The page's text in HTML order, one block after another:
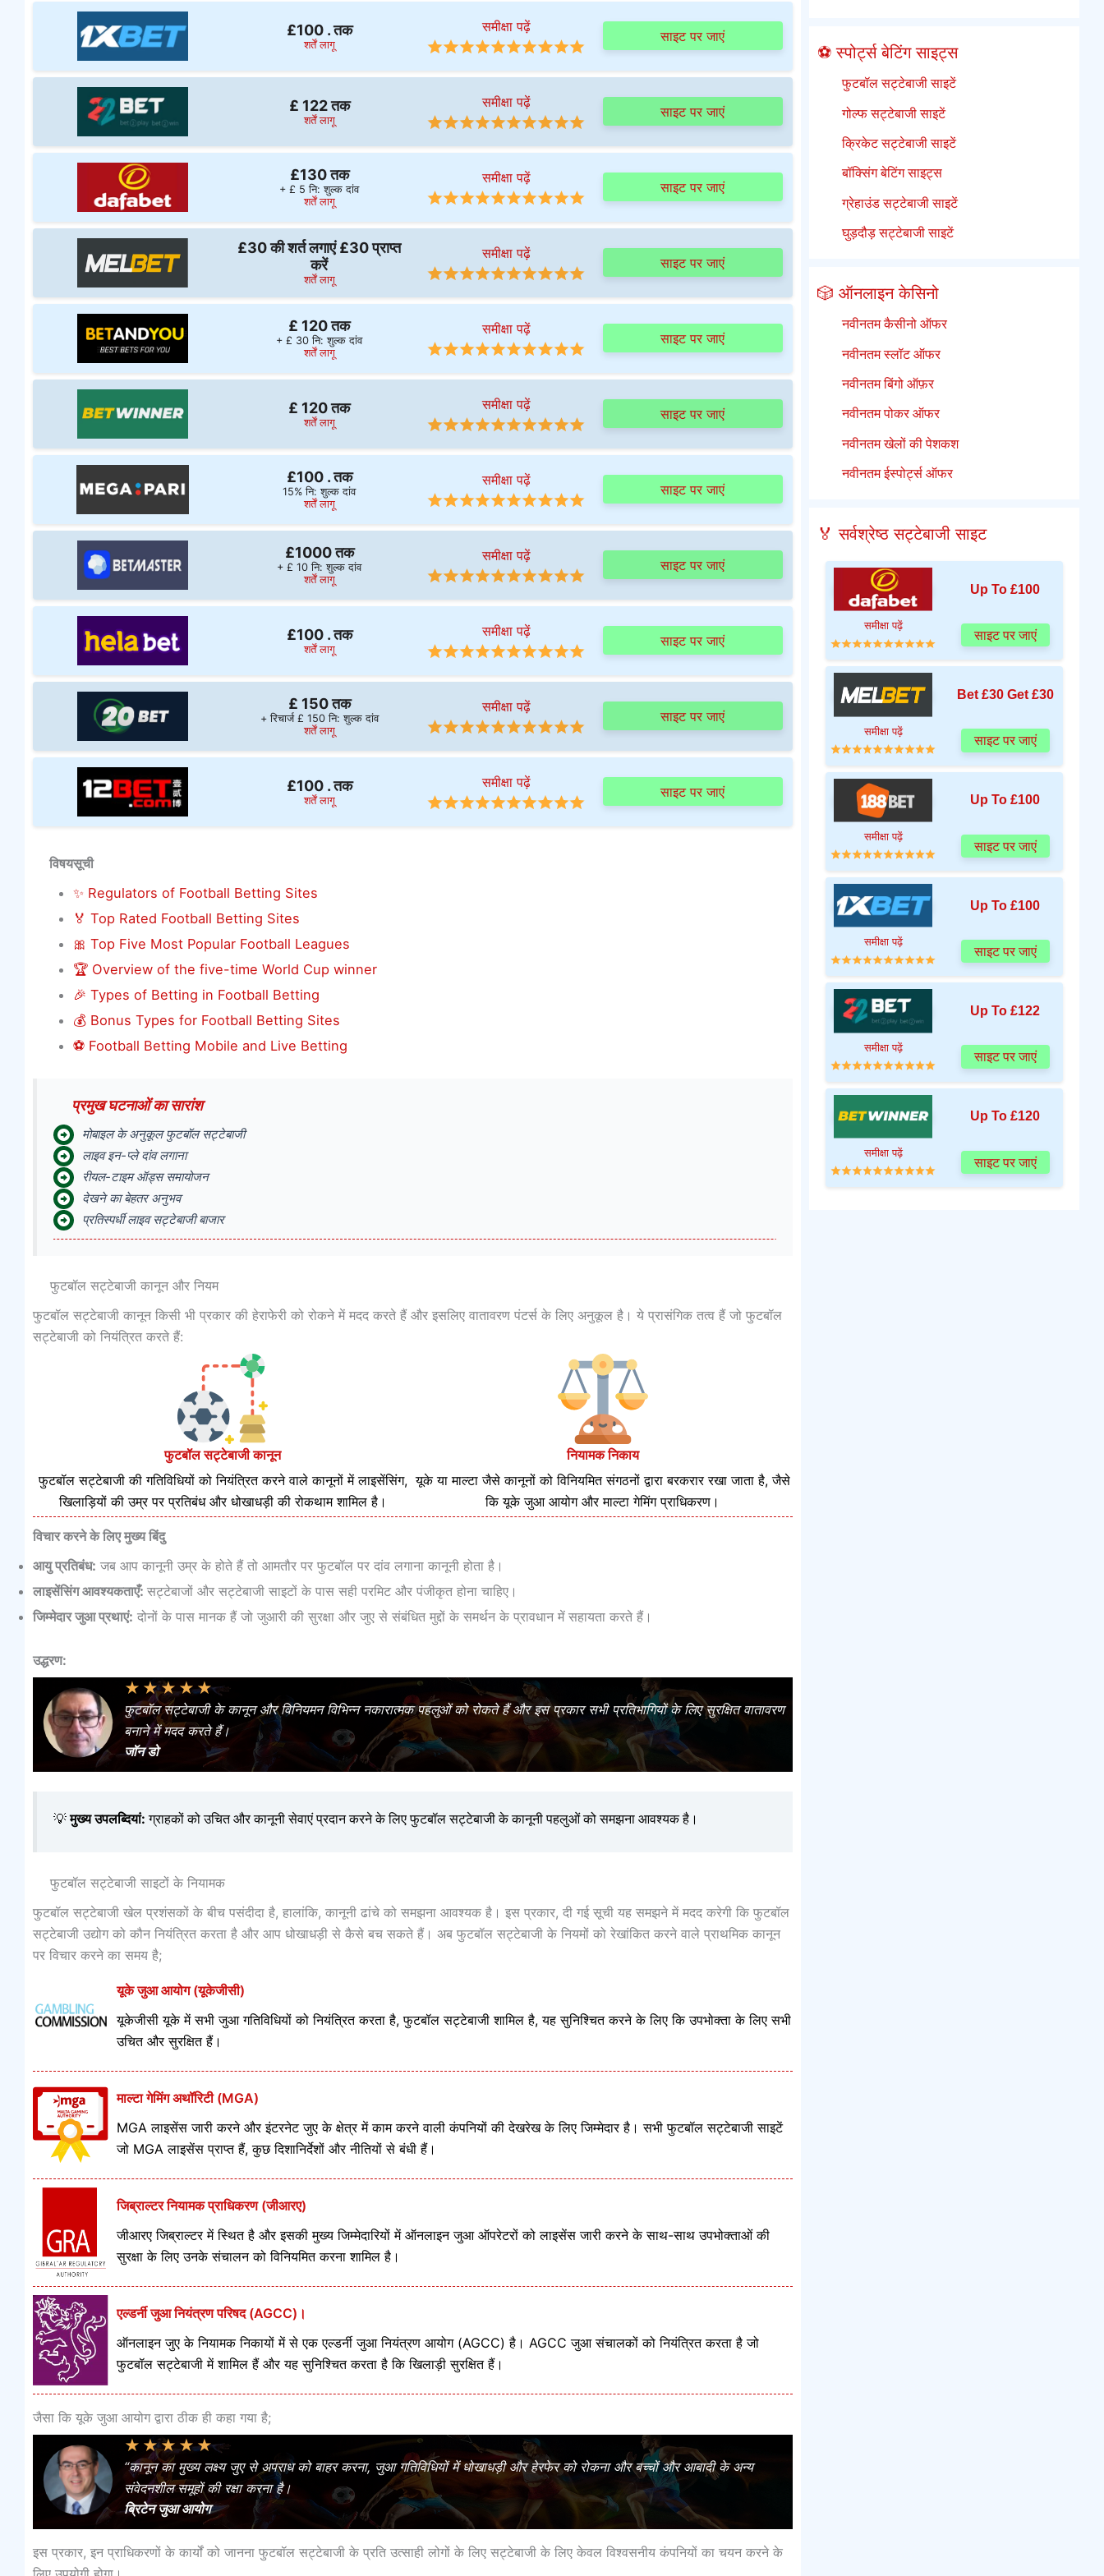
£100 . तक
शर्तें लागू
समीक्षा पढ़ें
साइट पर जाएं
£ 122 तक
शर्तें लागू
समीक्षा पढ़ें
साइट पर जाएं
£130 तक
+ £ 5 नि: शुल्क दांव
शर्तें लागू
समीक्षा पढ़ें
साइट पर जाएं
£30 की शर्त लगाएं £30 प्राप्त
करें
शर्तें लागू
समीक्षा पढ़ें
साइट पर जाएं
£ 120 तक
+ £ 30 नि: शुल्क दांव
शर्तें लागू
समीक्षा पढ़ें
साइट पर जाएं
£ 120 तक
शर्तें लागू
समीक्षा पढ़ें
साइट पर जाएं
£100 . तक
15% नि: शुल्क दांव
शर्तें लागू
समीक्षा पढ़ें
साइट पर जाएं
£1000 तक
+ £ 10 नि: शुल्क दांव
शर्तें लागू
समीक्षा पढ़ें
साइट पर जाएं
£100 . तक
शर्तें लागू
समीक्षा पढ़ें
साइट पर जाएं
£ 150 तक
+ रिचार्ज £ 150 नि: शुल्क दांव
शर्तें लागू
समीक्षा पढ़ें
साइट पर जाएं
£100 . तक
शर्तें लागू
समीक्षा पढ़ें
साइट पर जाएं
विषयसूची
✨ Regulators of Football Betting Sites
🏅 Top Rated Football Betting Sites
🎀 Top Five Most Popular Football Leagues
🏆 Overview of the five-time World Cup winner
🎉 Types of Betting in Football Betting
💰 Bonus Types for Football Betting Sites
⚽ Football Betting Mobile and Live Betting
प्रमुख घटनाओं का सारांश
मोबाइल के अनुकूल फुटबॉल सट्टेबाजी
लाइव इन-प्ले दांव लगाना
रीयल-टाइम ऑड्स समायोजन
देखने का बेहतर अनुभव
प्रतिस्पर्धी लाइव सट्टेबाजी बाजार
फुटबॉल सट्टेबाजी कानून और नियम
फुटबॉल सट्टेबाजी कानून किसी भी प्रकार की हेराफेरी को रोकने में मदद करते हैं और इसलिए वातावरण पंटर्स के लिए अनुकूल है। ये प्रासंगिक तत्व हैं जो फुटबॉल
सट्टेबाजी को नियंत्रित करते हैं:
फुटबॉल सट्टेबाजी कानून
फुटबॉल सट्टेबाजी की गतिविधियों को नियंत्रित करने वाले कानूनों में लाइसेंसिंग,
खिलाड़ियों की उम्र पर प्रतिबंध और धोखाधड़ी की रोकथाम शामिल है।
नियामक निकाय
यूके या माल्टा जैसे कानूनों को विनियमित संगठनों द्वारा बरकरार रखा जाता है, जैसे
कि यूके जुआ आयोग और माल्टा गेमिंग प्राधिकरण।
विचार करने के लिए मुख्य बिंदु
आयु प्रतिबंध: जब आप कानूनी उम्र के होते हैं तो आमतौर पर फुटबॉल पर दांव लगाना कानूनी होता है।
लाइसेंसिंग आवश्यकताएँ: सट्टेबाजों और सट्टेबाजी साइटों के पास सही परमिट और पंजीकृत होना चाहिए।
जिम्मेदार जुआ प्रथाएं: दोनों के पास मानक हैं जो जुआरी की सुरक्षा और जुए से संबंधित मुद्दों के समर्थन के प्रावधान में सहायता करते हैं।
उद्धरण:
★ ★★★★
फुटबॉल सट्टेबाजी के कानून और विनियमन विभिन्न नकारात्मक पहलुओं को रोकते हैं और इस प्रकार सभी प्रतिभागियों के लिए सुरक्षित वातावरण
बनाने में मदद करते हैं।
जॉन डो
💡मुख्य उपलब्दियां:ग्राहकों को उचित और कानूनी सेवाएं प्रदान करने के लिए फुटबॉल सट्टेबाजी के कानूनी पहलुओं को समझना आवश्यक है।
फुटबॉल सट्टेबाजी साइटों के नियामक
फुटबॉल सट्टेबाजी खेल प्रशंसकों के बीच पसंदीदा है, हालांकि, कानूनी ढांचे को समझना आवश्यक है। इस प्रकार, दी गई सूची यह समझने में मदद करेगी कि फुटबॉल
सट्टेबाजी उद्योग को कौन नियंत्रित करता है और आप धोखाधड़ी से कैसे बच सकते हैं। अब फुटबॉल सट्टेबाजी के नियमों को रेखांकित करने वाले प्राथमिक कानून
पर विचार करने का समय है;
यूके जुआ आयोग (यूकेजीसी)
यूकेजीसी यूके में सभी जुआ गतिविधियों को नियंत्रित करता है, फुटबॉल सट्टेबाजी शामिल है, यह सुनिश्चित करने के लिए कि उपभोक्ता के लिए सभी
उचित और सुरक्षित हैं।
माल्टा गेमिंग अथॉरिटी (MGA)
MGA लाइसेंस जारी करने और इंटरनेट जुए के क्षेत्र में काम करने वाली कंपनियों की देखरेख के लिए जिम्मेदार है। सभी फुटबॉल सट्टेबाजी साइटें
जो MGA लाइसेंस प्राप्त हैं, कुछ दिशानिर्देशों और नीतियों से बंधी हैं।
जिब्राल्टर नियामक प्राधिकरण (जीआरए)
जीआरए जिब्राल्टर में स्थित है और इसकी मुख्य जिम्मेदारियों में ऑनलाइन जुआ ऑपरेटरों को लाइसेंस जारी करने के साथ-साथ उपभोक्ताओं की
सुरक्षा के लिए उनके संचालन को विनियमित करना शामिल है।
एल्डर्नी जुआ नियंत्रण परिषद (AGCC)।
ऑनलाइन जुए के नियामक निकायों में से एक एल्डर्नी जुआ नियंत्रण आयोग (AGCC) है। AGCC जुआ संचालकों को नियंत्रित करता है जो
फुटबॉल सट्टेबाजी में शामिल हैं और यह सुनिश्चित करता है कि खिलाड़ी सुरक्षित हैं।
जैसा कि यूके जुआ आयोग द्वारा ठीक ही कहा गया है;
★ ★★★★
“कानून का मुख्य लक्ष्य जुए से अपराध को बाहर करना, जुआ गतिविधियों में धोखाधड़ी और हेरफेर को रोकना और बच्चों और आबादी के अन्य
संवेदनशील समूहों की रक्षा करना है।
ब्रिटेन जुआ आयोग
इस प्रकार, इन प्राधिकरणों के कार्यों को जानना फुटबॉल सट्टेबाजी के प्रति उत्साही लोगों के लिए सट्टेबाजी के लिए केवल विश्वसनीय कंपनियों का चयन करने के
⚽ स्पोर्ट्स बेटिंग साइट्स
फुटबॉल सट्टेबाजी साइटें
गोल्फ सट्टेबाजी साइटें
क्रिकेट सट्टेबाजी साइटें
बॉक्सिंग बेटिंग साइट्स
ग्रेहाउंड सट्टेबाजी साइटें
घुड़दौड़ सट्टेबाजी साइटें
🎲 ऑनलाइन केसिनो
नवीनतम कैसीनो ऑफर
नवीनतम स्लॉट ऑफर
नवीनतम बिंगो ऑफ़र
नवीनतम पोकर ऑफर
नवीनतम खेलों की पेशकश
नवीनतम ईस्पोर्ट्स ऑफर
🏅 सर्वश्रेष्ठ सट्टेबाजी साइट
Up To £100
समीक्षा पढ़ें
साइट पर जाएं
Bet £30 Get £30
समीक्षा पढ़ें
साइट पर जाएं
Up To £100
समीक्षा पढ़ें
साइट पर जाएं
Up To £100
समीक्षा पढ़ें
साइट पर जाएं
Up To £122
समीक्षा पढ़ें
साइट पर जाएं
Up To £120
समीक्षा पढ़ें
साइट पर जाएं